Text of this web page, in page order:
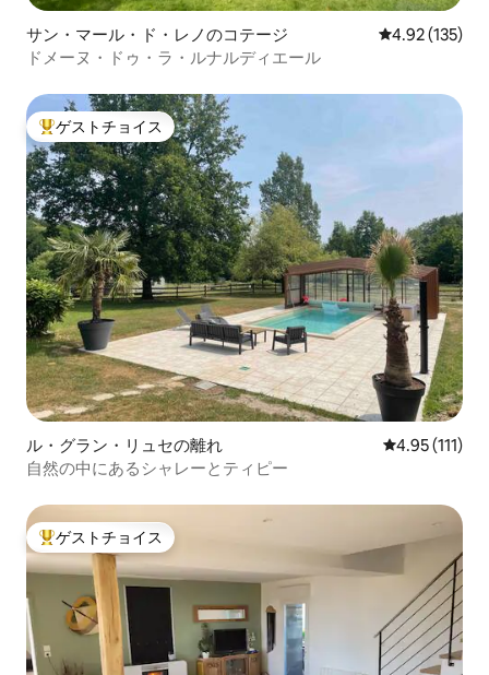
サン・マール・ド・レノのコテージ レビュー135
4.92 (135)
ドメーヌ・ドゥ・ラ・ルナルディエール
大好評のゲストチョイスです。
ゲストチョイス
ル・グラン・リュセの離れ レビュー111
4.95 (111)
自然の中にあるシャレーとティピー
大好評のゲストチョイスです。
ゲストチョイス